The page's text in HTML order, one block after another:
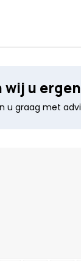
wij u
u graag met